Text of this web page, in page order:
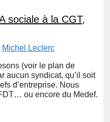
sociale à la CGT,
Michel Leclerc
(voir le plan de
aucun syndicat, qu’il soit
d’entreprise. Nous
ou encore du Medef.